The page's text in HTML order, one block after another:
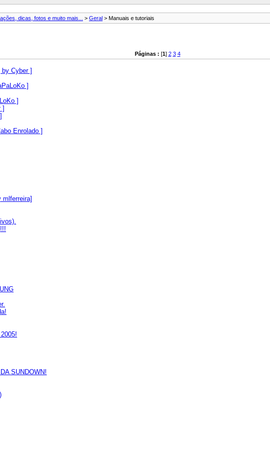
dicas, fotos e muito mais... > Geral > Manuais e tutoriais
Páginas : [1] 2 3 4
Cyber ]
]
]
]
Enrolado ]
mlferreira]
SUNDOWN!